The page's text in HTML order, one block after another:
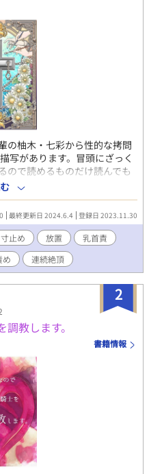
の柚木・七彩から性的な拷問
写があります。冒頭にざっく
ので読めるものだけ読んでも
内容 拘束/くすぐり/言葉責/媚
/電気責/焦らし/連続絶頂/痒み
さんの訓練シリーズの番外編
最終更新日 2024.6.4 登録日 2023.11.30
寸止め 放置
乳首責
め 連続絶頂
2
教します。
書籍情報